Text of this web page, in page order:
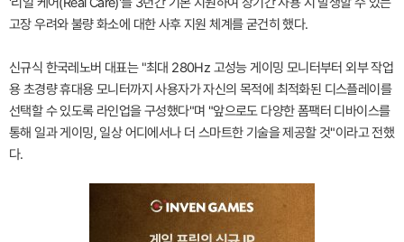
고장 우려와 불량 화소에 대한 사후 지원 체계를 굳건히 했다.
신규식 한국레노버 대표는 "최대 280Hz 고성능 게이밍 모니터부터 외부 작업
용 초경량 휴대용 모니터까지 사용자가 자신의 목적에 최적화된 디스플레이를
선택할 수 있도록 라인업을 구성했다"며 "앞으로도 다양한 폼팩터 디바이스를
통해 일과 게이밍, 일상 어디에서나 더 스마트한 기술을 제공할 것"이라고 전했
다.